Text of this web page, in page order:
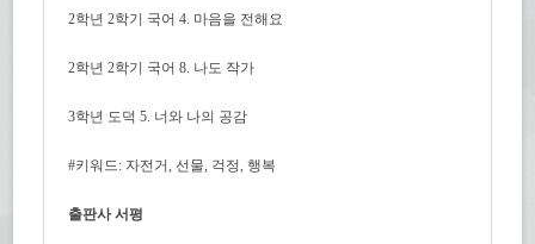
2학년 2학기 국어 4. 마음을 전해요
2학년 2학기 국어 8. 나도 작가
3학년 도덕 5. 너와 나의 공감
#키워드: 자전거, 선물, 걱정, 행복
출판사 서평